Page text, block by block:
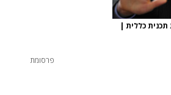
תכנית כללית |
פרסומת